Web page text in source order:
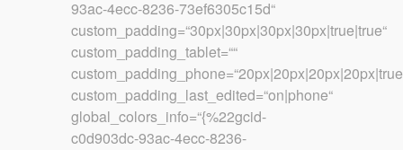
93ac-4ecc-8236-73ef6305c15d“
custom_padding=“30px|30px|30px|30px|true|true“
custom_padding_tablet=““
custom_padding_last_edited=“on|phone“
global_colors_info=“{%22gcid-
c0d903dc-93ac-4ecc-8236-